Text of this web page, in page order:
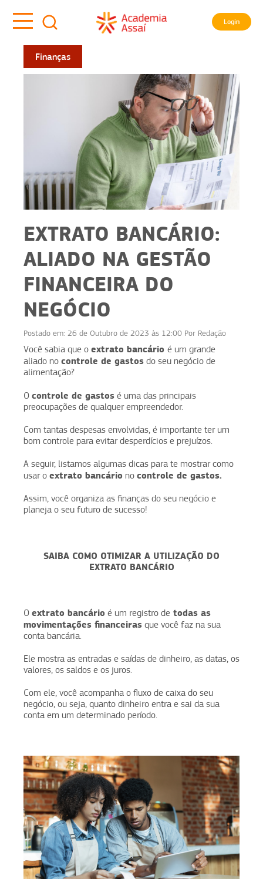
Login
Finanças
EXTRATO BANCÁRIO:
ALIADO NA GESTÃO
FINANCEIRA DO
NEGÓCIO
Postado em: 26 de Outubro de 2023 às 12:00 Por Redação
Você sabia que o extrato bancário é um grande
aliado no controle de gastos do seu negócio de
alimentação?
O controle de gastos é uma das principais
preocupações de qualquer empreendedor.
Com tantas despesas envolvidas, é importante ter um
bom controle para evitar desperdícios e prejuízos.
A seguir, listamos algumas dicas para te mostrar como
usar o extrato bancário no controle de gastos.
Assim, você organiza as finanças do seu negócio e
planeja o seu futuro de sucesso!
SAIBA COMO OTIMIZAR A UTILIZAÇÃO DO
EXTRATO BANCÁRIO
O extrato bancário é um registro de todas as
movimentações financeiras que você faz na sua
conta bancária.
Ele mostra as entradas e saídas de dinheiro, as datas, os
valores, os saldos e os juros.
Com ele, você acompanha o fluxo de caixa do seu
negócio, ou seja, quanto dinheiro entra e sai da sua
conta em um determinado período.